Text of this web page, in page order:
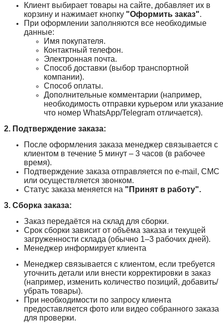
Клиент выбирает товары на сайте, добавляет их в
корзину и нажимает кнопку "Оформить заказ".
При оформлении заполняются все необходимые
данные:
Имя покупателя.
Контактный телефон.
Электронная почта.
Способ доставки (выбор транспортной
компании).
Способ оплаты.
Дополнительные комментарии (например,
необходимость отправки курьером или
что номер WhatsApp/Telegram отличается).
2. Подтверждение заказа:
После оформления заказа менеджер связывается с
клиентом в течение 5 минут – 3 часов (в рабочее
время).
Подтверждение заказа отправляется по e-mail, СМС
или осуществляется звонком.
Статус заказа меняется на "Принят в работу".
3. Сборка заказа:
Заказ передаётся на склад для сборки.
Срок сборки зависит от объёма заказа и текущей
загруженности склада (обычно 1–3 рабочих дней).
Менеджер информирует клиента
Менеджер связывается с клиентом, если требуется
уточнить детали или внести корректировки в заказ
(например, изменить количество позиций, добавить/
убрать товары).
При необходимости по запросу клиента
предоставляется фото или видео собранного заказа
для проверки.